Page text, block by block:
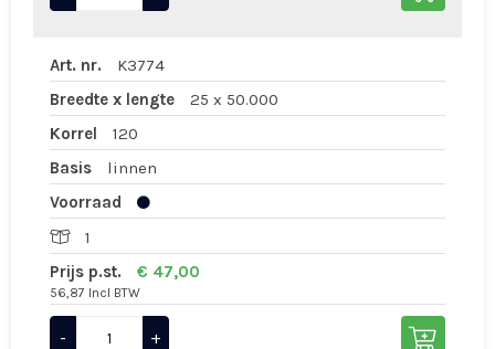
Art. nr.
K3774
Breedte x lengte
25 x 50.000
Korrel
120
Basis
linnen
Voorraad
1
Prijs p.st.
€ 47,00
56,87 Incl BTW
- +